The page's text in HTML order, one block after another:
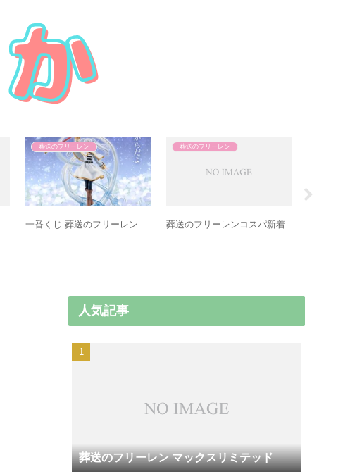
葬送のフリーレン
葬送のフリーレン マッドハウ
マッシュル
葬送のフリーレン×mayla
人気記事
葬送のフリーレン マックスリミテッド